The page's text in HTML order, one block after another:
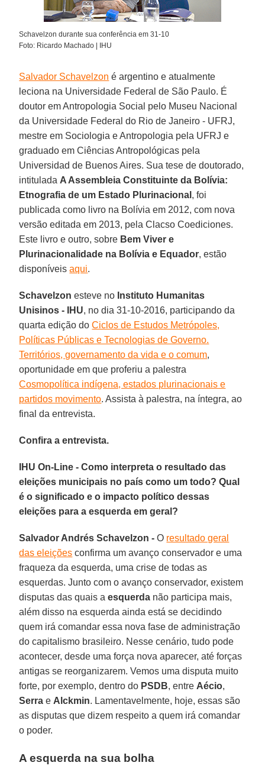
Schavelzon durante sua conferência em 31-10
Foto: Ricardo Machado | IHU
Salvador Schavelzon é argentino e atualmente
leciona na Universidade Federal de São Paulo. É
doutor em Antropologia Social pelo Museu Nacional
da Universidade Federal do Rio de Janeiro - UFRJ,
mestre em Sociologia e Antropologia pela UFRJ e
graduado em Ciências Antropológicas pela
Universidad de Buenos Aires. Sua tese de doutorado,
intitulada A Assembleia Constituinte da Bolívia:
Etnografia de um Estado Plurinacional , foi
publicada como livro na Bolívia em 2012, com nova
versão editada em 2013, pela Clacso Coediciones.
Este livro e outro, sobre Bem Viver e
Plurinacionalidade na Bolívia e Equador, estão
disponíveisaqui.
Schavelzon esteve no Instituto Humanitas
Unisinos - IHU, no dia 31-10-2016, participando da
quarta edição doCiclos de Estudos Metrópoles,
Políticas Públicas e Tecnologias de Governo.
Territórios, governamento da vida e o comum,
oportunidade em que proferiu a palestra
Cosmopolítica indígena, estados plurinacionais e
partidos movimento. Assista à palestra, na íntegra, ao
final da entrevista.
Confira a entrevista.
IHU On-Line - Como interpreta o resultado das
eleições municipais no país como um todo? Qual
é o significado e o impacto político dessas
eleições para a esquerda em geral?
Salvador Andrés Schavelzon - O resultado geral
das eleições confirma um avanço conservador e uma
fraqueza da esquerda, uma crise de todas as
esquerdas. Junto com o avanço conservador, existem
disputas das quais aesquerda não participa mais,
além disso na esquerda ainda está se decidindo
quem irá comandar essa nova fase de administração
do capitalismo brasileiro. Nesse cenário, tudo pode
acontecer, desde uma força nova aparecer, até forças
antigas se reorganizarem. Vemos uma disputa muito
forte, por exemplo, dentro do PSDB, entre Aécio,
Serra e Alckmin. Lamentavelmente, hoje, essas são
as disputas que dizem respeito a quem irá comandar
o poder.
A esquerda na sua bolha